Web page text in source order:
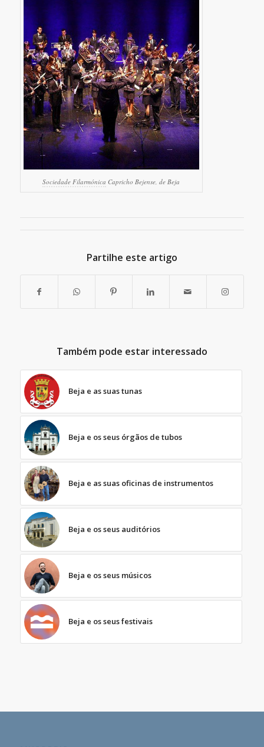
Sociedade Filarmónica Capricho Bejense, de Beja
Partilhe este artigo
Também pode estar interessado
Beja e as suas tunas
Beja e os seus órgãos de tubos
Beja e as suas oficinas de instrumentos
Beja e os seus auditórios
Beja e os seus músicos
Beja e os seus festivais